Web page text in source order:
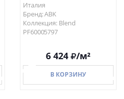
Италия
Бренд: ABK
Коллекция: Blend
PF60005797
6 424 /м²
В КОРЗИНУ